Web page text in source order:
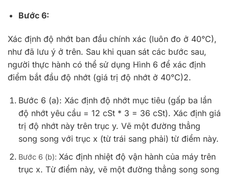
Bước 6:
Xác định độ nhớt ban đầu chính xác (luôn đo ở 40°C),
như đã lưu ý ở trên. Sau khi quan sát các bước sau,
người thực hành có thể sử dụng Hình 6 để xác định
điểm bắt đầu độ nhớt (giá trị độ nhớt ở 40°C)2.
Bước 6 (a): Xác định độ nhớt mục tiêu (gấp ba lần
độ nhớt yêu cầu = 12 cSt * 3 = 36 cSt). Xác định giá
trị độ nhớt này trên trục y. Vẽ một đường thẳng
song song với trục x (từ trái sang phải) từ điểm này.
Bước 6 (b): Xác định nhiệt độ vận hành của máy trên
trục x. Từ điểm này, vẽ một đường thẳng song song